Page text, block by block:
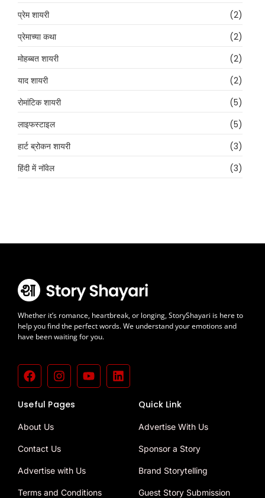
प्रेम शायरी
(2)
प्रेमाच्या कथा
(2)
मोहब्बत शायरी
(2)
याद शायरी
(2)
रोमांटिक शायरी
(5)
लाइफस्टाइल
(5)
हार्ट ब्रोकन शायरी
(3)
हिंदी में नॉवेल
(3)
Whether it’s romance, heartbreak, or longing, StoryShayari is here to
help you find the perfect words. We understand your emotions and
have been waiting for you.
Useful Pages
About Us
Contact Us
Advertise with Us
Terms and Conditions
Quick Link
Advertise With Us
Sponsor a Story
Brand Storytelling
Guest Story Submission